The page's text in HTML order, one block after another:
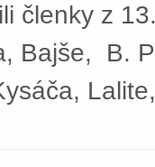
členky z
Bajše, B.